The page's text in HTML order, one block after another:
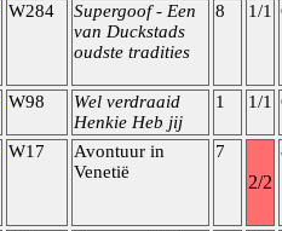
W284
Supergoof - Een
van Duckstads
oudste tradities
8 1/1
W98
Wel verdraaid
Henkie Heb jij
1 1/1
W17
Avontuur in
Venetië
7
2/2